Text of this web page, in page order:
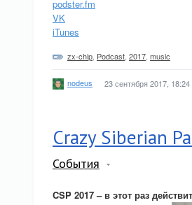
podster.fm
VK
iTunes
zx-chip Podcast 2017 music
nodeus 23 сентября 2017, 18:24
Crazy Siberian
События
CSP 2017 – в этот раз